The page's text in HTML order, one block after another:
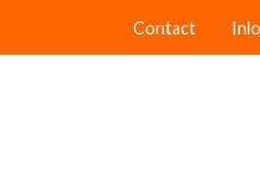
Contact